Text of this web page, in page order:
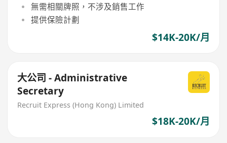
無需相關牌照，不涉及銷售工作
提供保險計劃
$14K-20K/月
大公司 - Administrative
Secretary
Recruit Express (Hong Kong) Limited
$18K-20K/月